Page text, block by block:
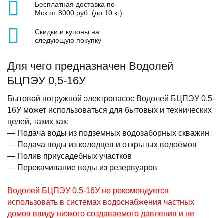
Бесплатная доставка по
Мск от 8000 руб. (до 10 кг)
Скидки и купоны на
следующую покупку
Для чего предназначен Водолей
БЦПЭУ 0,5-16У
Бытовой погружной электронасос Водолей БЦПЭУ 0,5-
16У может использоваться для бытовых и технических
целей, таких как:
— Подача воды из подземных водозаборных скважин
— Подача воды из колодцев и открытых водоёмов
— Полив приусадебных участков
— Перекачивание воды из резервуаров
Водолей БЦПЭУ 0,5-16У не рекомендуется
использовать в системах водоснабжения частных
домов ввиду низкого создаваемого давления и не